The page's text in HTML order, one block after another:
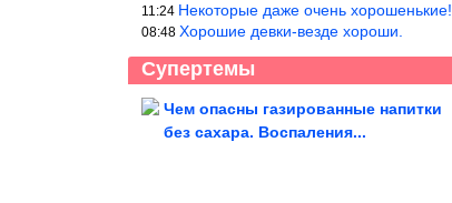
11:24 Некоторые даже очень хорошенькие!
08:48 Хорошие девки-везде хороши.
Супертемы
Чем опасны газированные напитки
без сахара. Воспаления...
Привычки, которые помогут